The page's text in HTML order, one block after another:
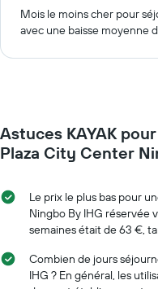
Mois le moins cher pour
avec une baisse moyenne
Astuces KAYAK
Plaza City Center
Le prix le plus bas pour
Ningbo By IHG réservée
semaines était de 63 €,
Combien de jours
IHG ? En général, les